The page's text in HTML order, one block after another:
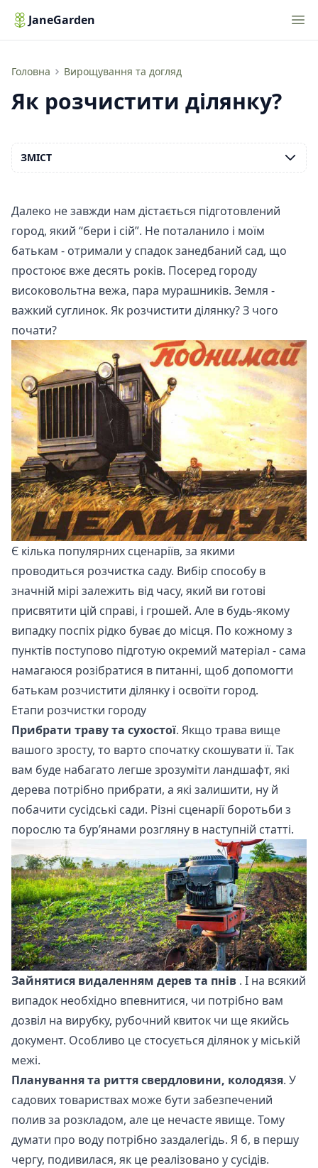
JaneGarden
Головна Вирощування та догляд
Як розчистити ділянку?
Як розчистити ділянку?
Далеко не завжди нам дістається підготовлений
город, який “бери і сій”. Не поталанило і моїм
батькам - отримали у спадок занедбаний сад, що
простоює вже десять років. Посеред городу
високовольтна вежа, пара мурашників. Земля -
важкий суглинок. Як розчистити ділянку? З чого
почати?
Є кілька популярних сценаріїв, за якими
проводиться розчистка саду. Вибір способу в
значній мірі залежить від часу, який ви готові
присвятити цій справі, і грошей. Але в будь-якому
випадку поспіх рідко буває до місця. По кожному з
пунктів поступово підготую окремий матеріал - сама
намагаюся розібратися в питанні, щоб допомогти
батькам розчистити ділянку і освоїти город.
Етапи розчистки городу
Прибрати траву та сухостої. Якщо трава вище
вашого зросту, то варто спочатку скошувати її. Так
вам буде набагато легше зрозуміти ландшафт, які
дерева потрібно прибрати, а які залишити, ну й
побачити сусідські сади. Різні сценарії боротьби з
порослю та бур’янами розгляну в наступній статті.
Зайнятися видаленням дерев та пнів . І на всякий
випадок необхідно впевнитися, чи потрібно вам
дозвіл на вирубку, рубочний квиток чи ще якийсь
документ. Особливо це стосується ділянок у міській
межі.
Планування та риття свердловини, колодязя. У
садових товариствах може бути забезпечений
полив за розкладом, але це нечасте явище. Тому
думати про воду потрібно заздалегідь. Я б, в першу
чергу, подивилася, як це реалізовано у сусідів.
ЗМІСТ